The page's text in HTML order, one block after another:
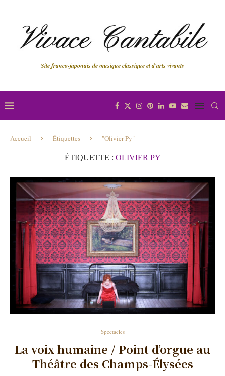
Site franco-japonais de musique classique et d'arts vivants
Accueil Étiquettes "Olivier Py"
ÉTIQUETTE : OLIVIER PY
Spectacles
La voix humaine / Point d’orgue au
Théâtre des Champs-Élysées